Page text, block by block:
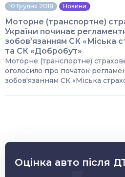
10 Грудня 2018 Новини
Моторне (транспортне)
України починає
зобов’язанням СК «Міська
та СК «Добробут»
Моторне (транспортне)
оголосило про початок
зобов'язанням СК «Міська
Оцінка авто після